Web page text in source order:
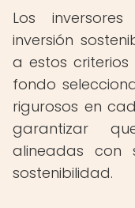
Los
inversión
a estos criterios
fondo
rigurosos en
garantizar
alineadas con
sostenibilidad.